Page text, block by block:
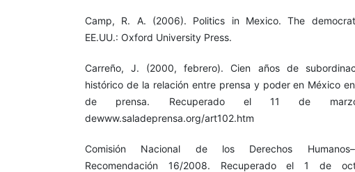
Camp, R. A. (2006). Politics in Mexico. The
EE.UU.: Oxford University Press.
Carreño, J. (2000, febrero). Cien años de
histórico de la relación entre prensa y poder en México
de prensa. Recuperado el 11 de
dewww.saladeprensa.org/art102.htm
Comisión Nacional de los Derechos
Recomendación 16/2008. Recuperado el 1 de